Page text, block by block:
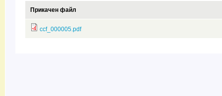
Прикачен файл
ccf_000005.pdf